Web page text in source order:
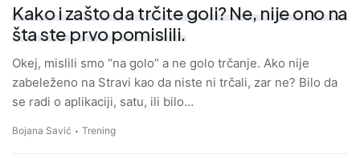
Kako i zašto da trčite goli? Ne, nije ono na
šta ste prvo pomislili.
Okej, mislili smo “na golo” a ne golo trčanje. Ako nije
zabeleženo na Stravi kao da niste ni trčali, zar ne? Bilo da
se radi o aplikaciji, satu, ili bilo…
Bojana Savić Trening